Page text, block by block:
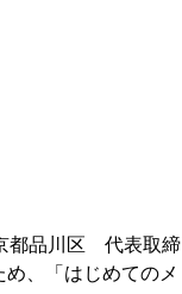
都品川区 代表取締
、「はじめてのメ